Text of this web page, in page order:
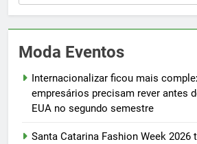
Moda Eventos
Internacionalizar ficou mais
empresários precisam rever antes
EUA no segundo semestre
Santa Catarina Fashion Week 2026